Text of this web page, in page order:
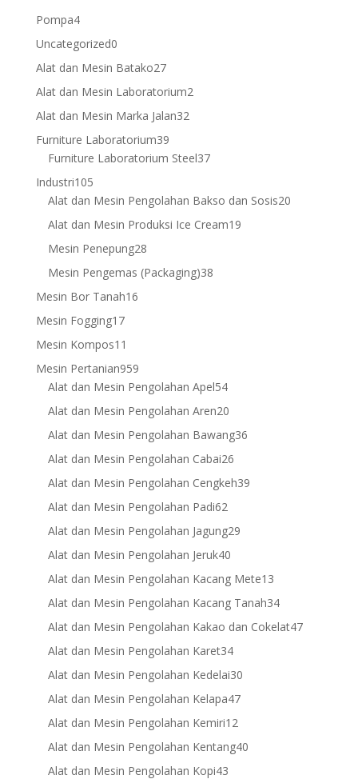
Pompa44
products
Uncategorized00
products
Alat dan Mesin Batako2727
products
Alat dan Mesin Laboratorium22
Alat dan Mesin Marka Jalan3232
Furniture Laboratorium3939
products
Furniture Laboratorium Steel3737
Industri105105
products
Alat dan Mesin Pengolahan Bakso dan Sosis2020
Alat dan Mesin Produksi Ice Cream1919
Mesin Penepung2828
products
Mesin Pengemas (Packaging)3838
Mesin Bor Tanah1616
Mesin Fogging1717
products
Mesin Kompos11
products
Mesin Pertanian959959
products
Alat dan Mesin Pengolahan Apel5454
products
Alat dan Mesin Pengolahan Aren2020
products
Alat dan Mesin Pengolahan Bawang3636
Alat dan Mesin Pengolahan Cabai2626
products
Alat dan Mesin Pengolahan Cengkeh3939
Alat dan Mesin Pengolahan Padi6262
products
Alat dan Mesin Pengolahan Jagung2929
Alat dan Mesin Pengolahan Jeruk4040
products
Alat dan Mesin Pengolahan Kacang Mete1313
products
Alat dan Mesin Pengolahan Kacang Tanah3434
products
Alat dan Mesin Pengolahan Kakao dan Cokelat4747
Alat dan Mesin Pengolahan Karet3434
products
Alat dan Mesin Pengolahan Kedelai3030
Alat dan Mesin Pengolahan Kelapa4747
Alat dan Mesin Pengolahan Kemiri1212
products
Alat dan Mesin Pengolahan Kentang4040
Alat dan Mesin Pengolahan Kopi4343